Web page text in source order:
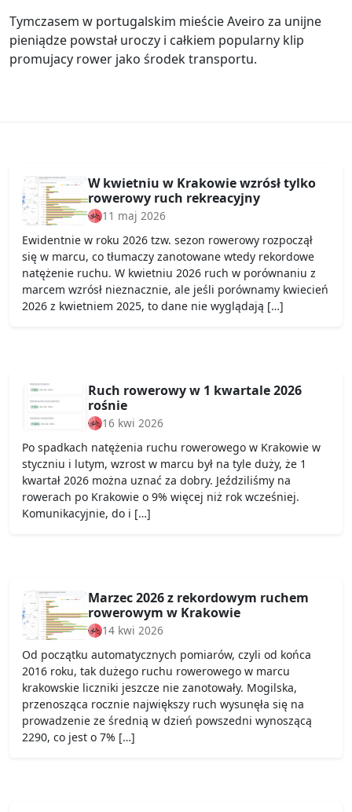
Tymczasem w portugalskim mieście Aveiro za unijne
pieniądze powstał uroczy i całkiem popularny klip
promujacy rower jako środek transportu.
W kwietniu w Krakowie wzrósł tylko
rowerowy ruch rekreacyjny
11 maj 2026
Ewidentnie w roku 2026 tzw. sezon rowerowy rozpoczął
się w marcu, co tłumaczy zanotowane wtedy rekordowe
natężenie ruchu. W kwietniu 2026 ruch w porównaniu z
marcem wzrósł nieznacznie, ale jeśli porównamy kwiecień
2026 z kwietniem 2025, to dane nie wyglądają […]
Ruch rowerowy w 1 kwartale 2026
rośnie
16 kwi 2026
Po spadkach natężenia ruchu rowerowego w Krakowie w
styczniu i lutym, wzrost w marcu był na tyle duży, że 1
kwartał 2026 można uznać za dobry. Jeździliśmy na
rowerach po Krakowie o 9% więcej niż rok wcześniej.
Komunikacyjnie, do i […]
Marzec 2026 z rekordowym ruchem
rowerowym w Krakowie
14 kwi 2026
Od początku automatycznych pomiarów, czyli od końca
2016 roku, tak dużego ruchu rowerowego w marcu
krakowskie liczniki jeszcze nie zanotowały. Mogilska,
przenosząca rocznie największy ruch wysunęła się na
prowadzenie ze średnią w dzień powszedni wynoszącą
2290, co jest o 7% […]